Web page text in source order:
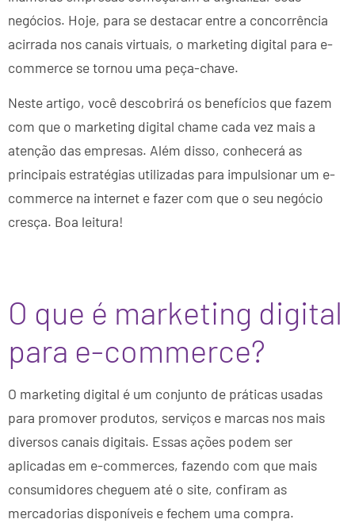
negócios. Hoje, para se destacar entre a concorrência
acirrada nos canais virtuais, o marketing digital para e-
commerce se tornou uma peça-chave.
Neste artigo, você descobrirá os benefícios que fazem
com que o marketing digital chame cada vez mais a
atenção das empresas. Além disso, conhecerá as
principais estratégias utilizadas para impulsionar um e-
commerce na internet e fazer com que o seu negócio
cresça. Boa leitura!
O que é marketing digital
para e-commerce?
O marketing digital é um conjunto de práticas usadas
para promover produtos, serviços e marcas nos mais
diversos canais digitais. Essas ações podem ser
aplicadas em e-commerces, fazendo com que mais
consumidores cheguem até o site, confiram as
mercadorias disponíveis e fechem uma compra.